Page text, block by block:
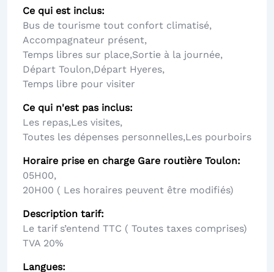
Ce qui est inclus
Bus de tourisme tout confort climatisé,
Accompagnateur présent,
Temps libres sur place,Sortie à la journée,
Départ Toulon,Départ Hyeres,
Temps libre pour visiter
Ce qui n'est pas inclus
Les repas,Les visites,
Toutes les dépenses personnelles,Les pourboirs
Horaire prise en charge Gare routière Toulon
05H00,
20H00 ( Les horaires peuvent être modifiés)
Description tarif
Le tarif s’entend TTC ( Toutes taxes comprises)
TVA 20%
Langues